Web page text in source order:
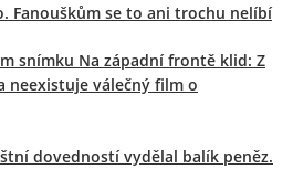
Fanouškům se to ani trochu nelíbí
snímku Na západní frontě klid: Z
neexistuje válečný film o
dovedností vydělal balík peněz.